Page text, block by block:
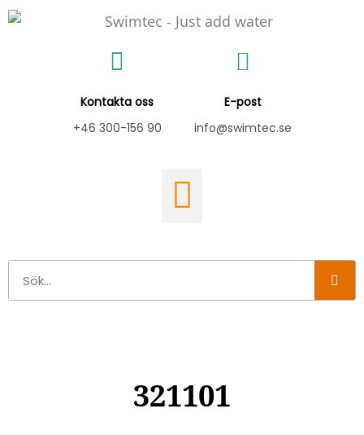
Hoppa
Kontakta oss
+46 300-156 90
E-post
info@swimtec.se
321101